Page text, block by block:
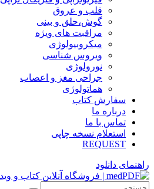
قلب و عروق
گوش،حلق و بینی
مراقبت های ویژه
میکروبیولوژی
ویروس شناسی
نورولوژی
جراحی مغز و اعصاب
هماتولوژی
سفارش کتاب
درباره ما
تماس با ما
استعلام نسخه چاپی
REQUEST
راهنمای دانلود